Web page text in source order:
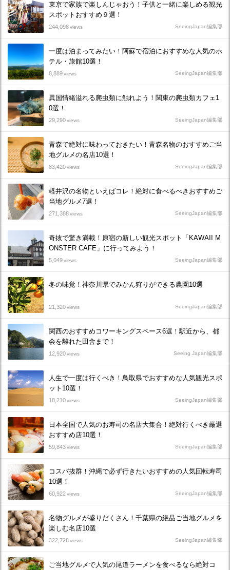
東京で家族で楽しんじゃおう！子供と一緒に楽しめる観光
スポットおすすめ９選！
244,098views SeeingJapan編集部
一度は泊まってみたい！阿蘇で宿泊におすすめな人気のホ
テル・旅館10選！
8,889views SeeingJapan編集部
異国情緒溢れる爬虫類に触れよう！関東の爬虫類カフェ1
0選！
29,290views SeeingJapan編集部
青森で絶対に味わっておきたい！青森名物のおすすめご当
地グルメの名店10選！
83,420views SeeingJapan編集部
軽井沢の名物といえばコレ！絶対に食べるべきおすすめご
当地グルメ7選！
271,388views SeeingJapan編集部
奇抜で驚き満載！原宿の新しい観光スポット「KAWAII M
ONSTER CAFE」に行ってみよう！
5,049views SeeingJapan編集部
冬の味覚！神奈川県でみかん狩りができる農園10選
21,320views SeeingJapan編集部
関西のおすすめコワーキングスペース6選！駅近から、都
会を離れた田舎まで！
12,920views Seeing Japan編集部
人生で一度は行くべき！鳥取県でおすすめな人気観光スポ
ット10選！
18,210views SeeingJapan編集部
日本全国で人気のお寿司の名店大集合！絶対行くべき厳選
おすすめ店10選！
59,843views SeeingJapan編集部
コスパ抜群！沖縄で必ず行きたいおすすめの人気回転寿司
10選！
60,922views SeeingJapan編集部
名物グルメが盛りだくさん！千葉県の絶品ご当地グルメを
楽しむ名店10選
322,728views SeeingJapan編集部
ご当地グルメで人気の尾道ラーメンを食べるなら絶対コ